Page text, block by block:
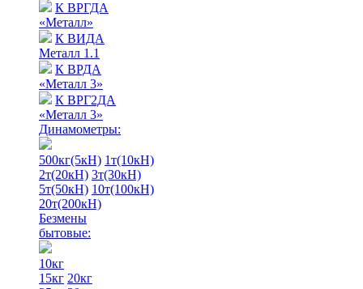
К ВРГДА
«Металл»
К ВИДА
Металл 1.1
К ВРДА
«Металл 3»
К ВРГ2ДА
«Металл 3»
Динамометры:
500кг(5кН) 1т(10кН)
2т(20кН) 3т(30кН)
5т(50кН) 10т(100кН)
20т(200кН)
Безмены
бытовые:
10кг
15кг 20кг